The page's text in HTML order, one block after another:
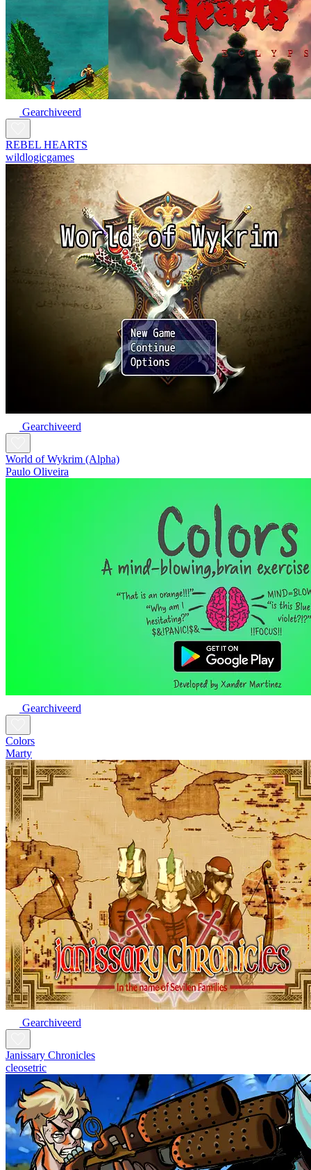
Gearchiveerd
REBEL HEARTS
wildlogicgames
Gearchiveerd
World of Wykrim (Alpha)
Paulo Oliveira
Gearchiveerd
Colors
Marty
Gearchiveerd
Janissary Chronicles
cleosetric